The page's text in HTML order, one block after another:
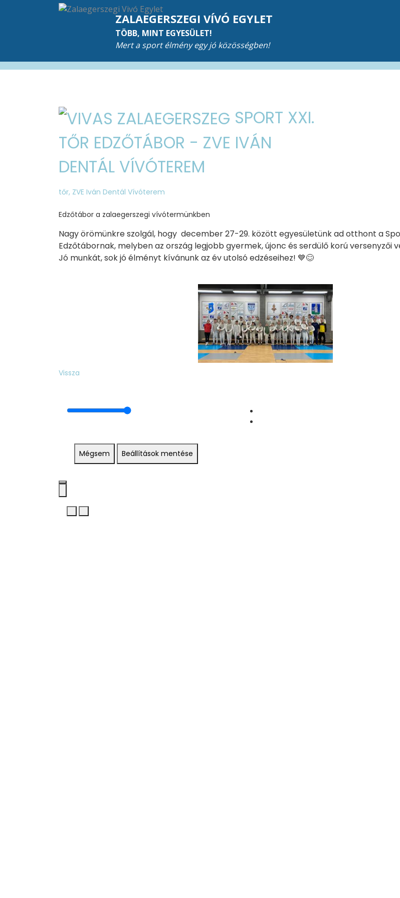
ZALAEGERSZEGI VÍVÓ EGYLET
TÖBB, MINT EGYESÜLET!
Mert a sport élmény egy jó közösségben!
SPORT XXI.
TŐR EDZŐTÁBOR - ZVE IVÁN
DENTÁL VÍVÓTEREM
tőr, ZVE Iván Dentál Vívóterem
Edzőtábor a zalaegerszegi vívótermünkben
Nagy örömünkre szolgál, hogy december 27-29. között egyesületünk ad otthont a
Edzőtábornak, melyben az ország legjobb gyermek, újonc és serdülő korú versenyzői
Jó munkát, sok jó élményt kívánunk az év utolsó edzéseihez! 💙😊
Vissza
Mégsem Beállítások mentése